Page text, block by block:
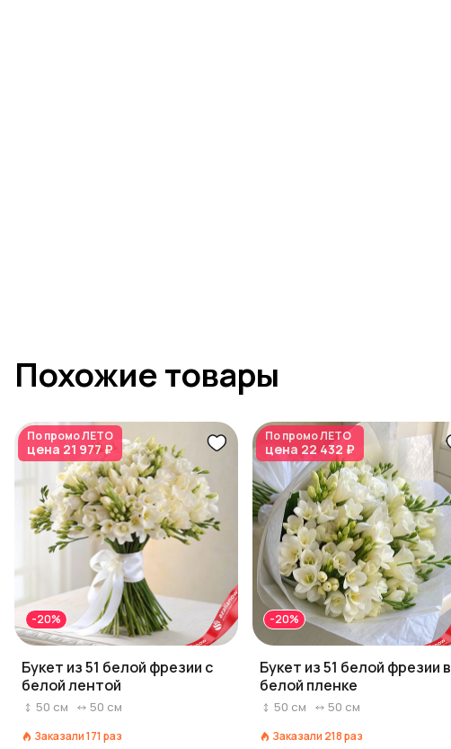
Похожие товары
По промоЛЕТО
цена 21 977 ₽
-20%
Букет из 51 белой фрезии с
белой лентой
50 см 50 см
Заказали171 раз
По промоЛЕТО
цена 22 432 ₽
-20%
Букет из 51 белой фрезии в
белой пленке
50 см 50 см
Заказали 218раз